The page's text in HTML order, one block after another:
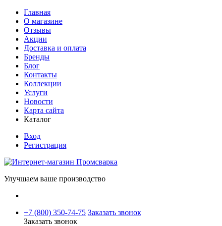
Главная
О магазине
Отзывы
Акции
Доставка и оплата
Бренды
Блог
Контакты
Коллекции
Услуги
Новости
Карта сайта
Каталог
Вход
Регистрация
Улучшаем ваше производство
+7 (800) 350-74-75 Заказать звонок
Заказать звонок